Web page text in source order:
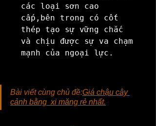
các loại sơn cao
cấp,bên trong có cốt
thép tạo sự vững chắc
và chịu được sự va chạm
mạnh của ngoại lực.
Bài viết cùng chủ đề:Giá chậu cây
cảnh bằng  xi măng rẻ nhất.